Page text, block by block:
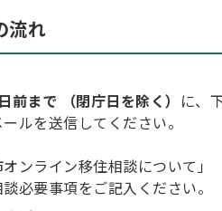
流れ
前まで （閉庁日を除く） に、
ルを送信してください。
ンライン移住相談について」
必要事項をご記入ください。